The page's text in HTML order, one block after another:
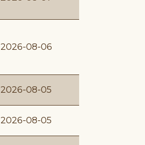
2026-08-06
2026-08-05
2026-08-05